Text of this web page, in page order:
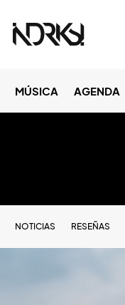
MÚSICA AGENDA
NOTICIAS RESEÑAS